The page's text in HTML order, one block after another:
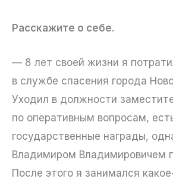
Расскажите о себе.
— 8 лет своей жизни я
в службе спасения города
Уходил в должности
по оперативным вопросам,
государственные награды,
Владимиром Владимировичем
После этого я занимался